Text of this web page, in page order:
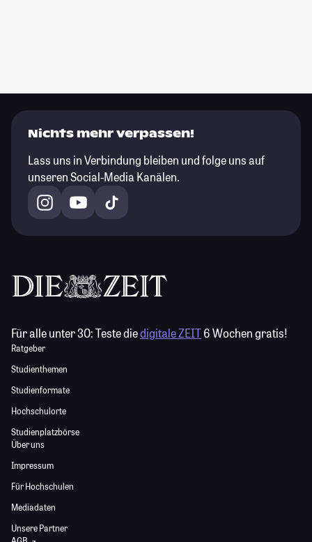
Nichts mehr verpassen!
Lass uns in Verbindung bleiben und folge uns auf
unseren Social-Media Kanälen.
Für alle unter 30:Teste diedigitale ZEIT6 Wochen gratis!
Ratgeber
Studienthemen
Studienformate
Hochschulorte
Studienplatzbörse
Über uns
Impressum
Für Hochschulen
Mediadaten
Unsere Partner